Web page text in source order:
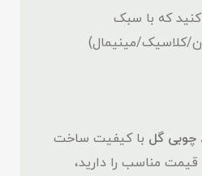
کنید که با سبک
کلاسیک/مینیمال)
چوبی گل با کیفیت ساخت
قیمت مناسب را دارید،